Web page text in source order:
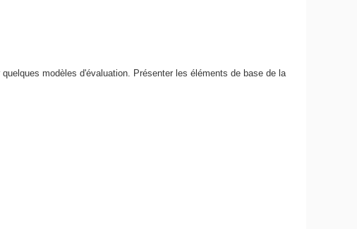
modèles d'évaluation. Présenter les éléments de base de la